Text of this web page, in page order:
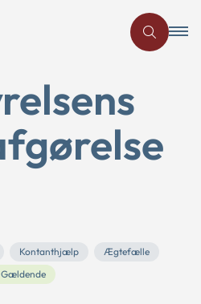
Kontanthjælp
Ægtefælle
Gældende